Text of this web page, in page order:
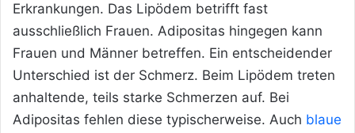
Erkrankungen. Das Lipödem betrifft fast
ausschließlich Frauen. Adipositas hingegen kann
Frauen und Männer betreffen. Ein entscheidender
Unterschied ist der Schmerz. Beim Lipödem treten
anhaltende, teils starke Schmerzen auf. Bei
Adipositas fehlen diese typischerweise. Auch blaue